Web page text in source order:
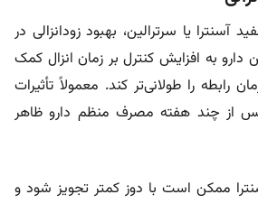
آسنترا یا سرترالین، بهبود زودانزالی در
به افزایش کنترل بر زمان انزال کمک
رابطه را طولانی‌تر کند. معمولاً تأثیرات
پس از چند هفته مصرف منظم دارو ظاهر
ممکن است با دوز کمتر تجویز شود و